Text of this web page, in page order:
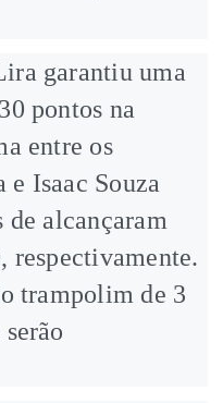
garantiu uma
pontos na
entre os
e Isaac Souza
de alcançaram
respectivamente.
trampolim de 3